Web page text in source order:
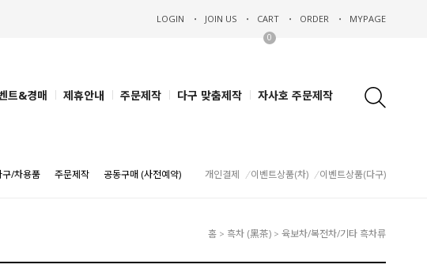
LOGIN JOIN US
CART
0
ORDER MYPAGE
트&경매 제휴안내 주문제작 다구 맞춤제작 자사호 주문제작
구/차용품 주문제작 공동구매 (사전예약) 개인결제 이벤트상품(차) 이벤트상품(다구)
홈 > 흑차 (黑茶) > 육보차/복전차/기타 흑차류